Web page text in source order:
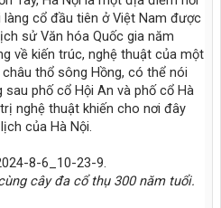
cổ đầu tiên ở Việt Nam được
sử Văn hóa Quốc gia năm
về kiến trúc, nghệ thuật của một
thổ sông Hồng, có thể nói
phố cổ Hội An và phố cổ Hà
nghệ thuật khiến cho nơi đây
của Hà Nội.
cây đa cổ thụ 300 năm tuổi.